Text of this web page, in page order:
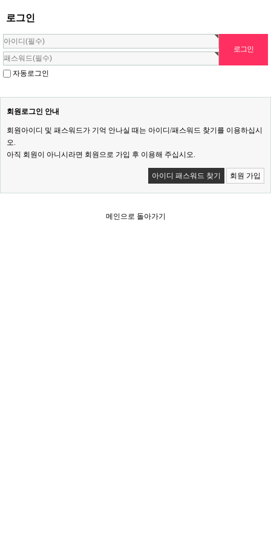
로그인
자동로그인
회원로그인 안내
회원아이디 및 패스워드가 기억 안나실 때는 아이디/패스워드 찾기를 이용하십시
오.
아직 회원이 아니시라면 회원으로 가입 후 이용해 주십시오.
아이디 패스워드 찾기 회원 가입
메인으로 돌아가기